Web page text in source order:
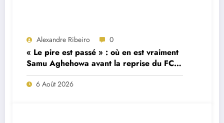
Alexandre Ribeiro 0
« Le pire est passé » : où en est vraiment
Samu Aghehowa avant la reprise du FC
Porto ?
6 Août 2026